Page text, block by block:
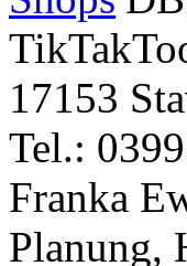
17153
Tel.:
Franka
Planung,